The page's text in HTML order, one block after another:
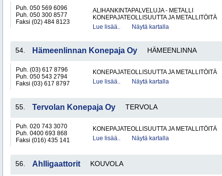
Puh. 050 569 6096
Puh. 050 300 8577
Faksi (02) 484 8123
ALIHANKINTAPALVELUJA - METALLI
KONEPAJATEOLLISUUTTA JA METALLITÖITÄ
Lue lisää..
Näytä kartalla
54. Hämeenlinnan Konepaja Oy HÄMEENLINNA
Puh. (03) 617 8796
Puh. 050 543 2794
Faksi (03) 617 8797
KONEPAJATEOLLISUUTTA JA METALLITÖITÄ
Lue lisää..
Näytä kartalla
55. Tervolan Konepaja Oy TERVOLA
Puh. 020 743 3070
Puh. 0400 693 868
Faksi (016) 435 141
KONEPAJATEOLLISUUTTA JA METALLITÖITÄ
Lue lisää..
Näytä kartalla
56. Ahlligaattorit KOUVOLA